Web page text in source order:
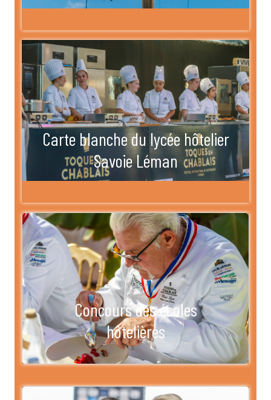
Carte blanche du lycée hôtelier
Savoie Léman
Concours des écoles
hôtelières